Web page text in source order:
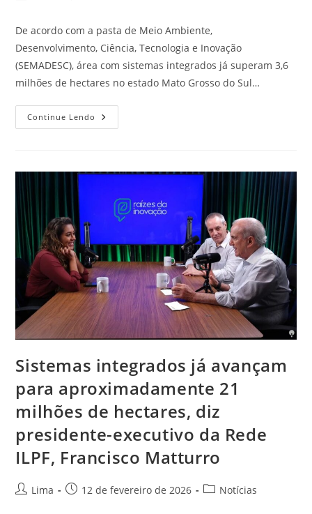
De acordo com a pasta de Meio Ambiente,
Desenvolvimento, Ciência, Tecnologia e Inovação
(SEMADESC), área com sistemas integrados já superam 3,6
milhões de hectares no estado Mato Grosso do Sul…
Continue Lendo
Sistemas integrados já avançam
para aproximadamente 21
milhões de hectares, diz
presidente-executivo da Rede
ILPF, Francisco Matturro
Lima 12 de fevereiro de 2026 Notícias